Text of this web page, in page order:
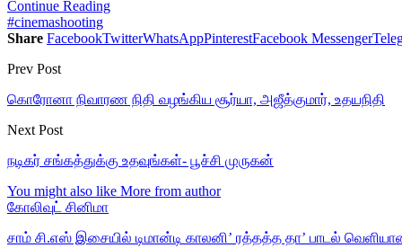
Continue Reading
#cinemashooting
Share FacebookTwitterWhatsAppPinterestFacebook Messenger
Prev Post
கொரோனா நிவாரண நிதி வழங்கிய சூர்யா, அஜீத்குமார், உதயநிதி
Next Post
நடிகர் சங்கத்துக்கு உதவுங்கள்- பூச்சி முருகன்
You might also like More from author
கோலிவுட் சினிமா
சாம் சி.எஸ் இசையில் டிமான்டி காலனி’ ரத்தத்த தா’ பாடல்